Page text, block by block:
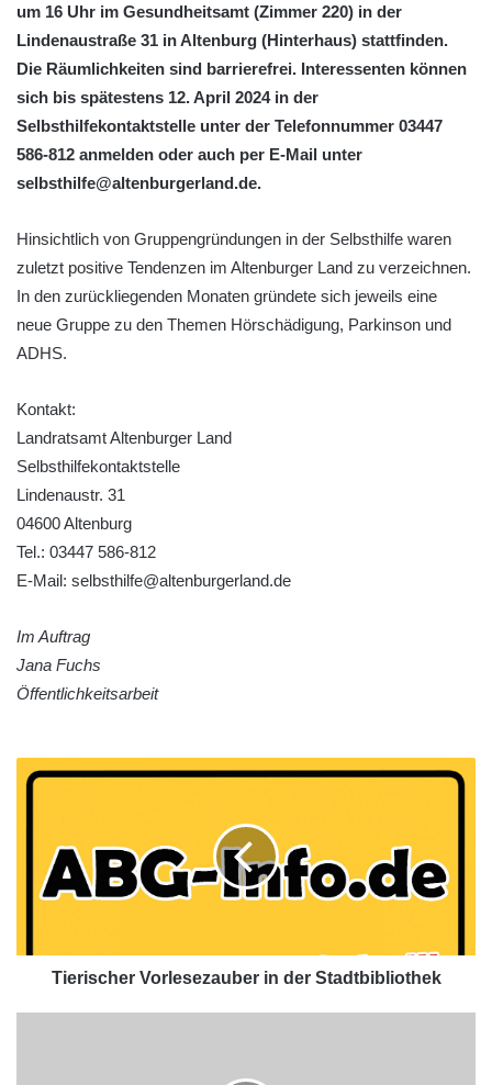
um 16 Uhr im Gesundheitsamt (Zimmer 220) in der
Lindenaustraße 31 in Altenburg (Hinterhaus) stattfinden.
Die Räumlichkeiten sind barrierefrei. Interessenten können
sich bis spätestens 12. April 2024 in der
Selbsthilfekontaktstelle unter der Telefonnummer 03447
586-812 anmelden oder auch per E-Mail unter
selbsthilfe@altenburgerland.de.
Hinsichtlich von Gruppengründungen in der Selbsthilfe waren
zuletzt positive Tendenzen im Altenburger Land zu verzeichnen.
In den zurückliegenden Monaten gründete sich jeweils eine
neue Gruppe zu den Themen Hörschädigung, Parkinson und
ADHS.
Kontakt:
Landratsamt Altenburger Land
Selbsthilfekontaktstelle
Lindenaustr. 31
04600 Altenburg
Tel.: 03447 586-812
E-Mail: selbsthilfe@altenburgerland.de
Im Auftrag
Jana Fuchs
Öffentlichkeitsarbeit
Tierischer Vorlesezauber in der Stadtbibliothek